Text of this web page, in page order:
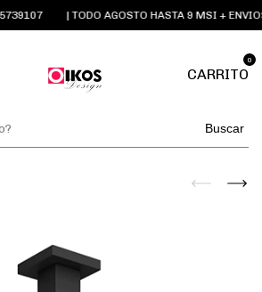
| TODO AGOSTO HASTA 9 MSI +
CARRITO
0
Buscar